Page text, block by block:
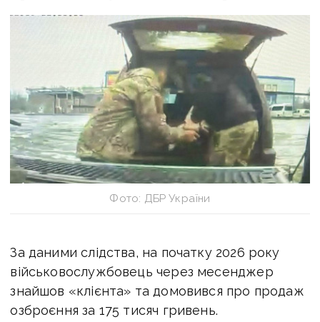
Фото: ДБР України
За даними слідства, на початку 2026 року
військовослужбовець через месенджер
знайшов «клієнта» та домовився про продаж
озброєння за 175 тисяч гривень.